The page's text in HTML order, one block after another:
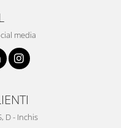
media
D - Inchis